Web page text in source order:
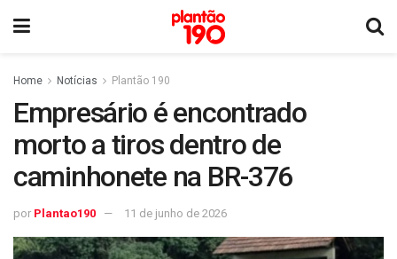
Home Notícias Plantão 190
Empresário é encontrado
morto a tiros dentro de
caminhonete na BR-376
por Plantao190 11 de junho de 2026